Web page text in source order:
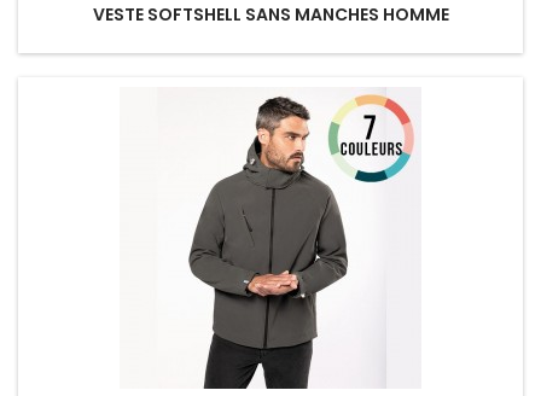
VESTE SOFTSHELL SANS MANCHES HOMME